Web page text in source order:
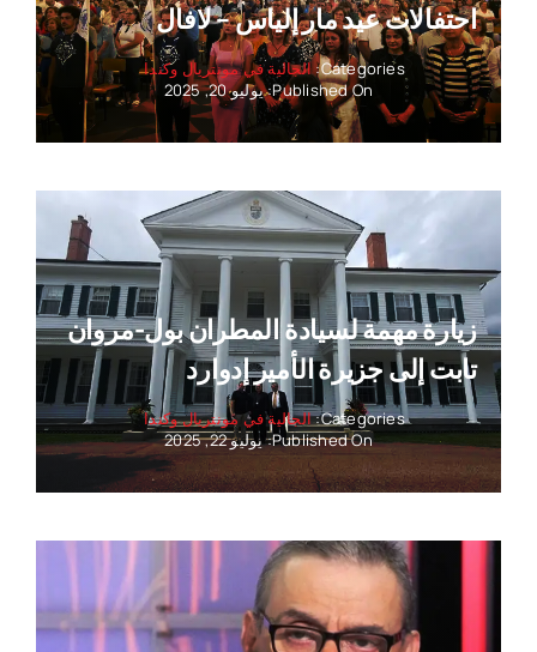
احتفالات عيد مار إلياس – لافال
Categories: الجالية في مونتريال وكندا
Published On: يوليو 20, 2025
زيارة مهمة لسيادة المطران بول-مروان
تابت إلى جزيرة الأمير إدوارد
Categories: الجالية في مونتريال وكندا
Published On: يوليو 22, 2025